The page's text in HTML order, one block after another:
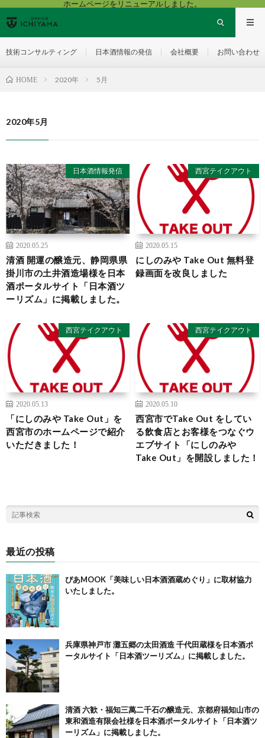
ホームページをリニューアルしました。
技術コンサルティング 日本酒情報の発信 会社概要 お問い合わせ
HOME 2020年 5月
2020年5月
日本酒情報発信
2020.05.25
清酒 開運の醸造元、静岡県県
掛川市の土井酒造場様を日本
酒ポータルサイト「日本酒ツ
ーリズム」に掲載しました。
西宮テイクアウト
2020.05.15
にしのみや Take Out 無料登
録画面を改良しました
西宮テイクアウト
2020.05.13
「にしのみや Take Out」を
西宮市のホームページで紹介
いただきました！
西宮テイクアウト
2020.05.10
西宮市でTake Out をしてい
る飲食店とお客様をつなぐウ
エブサイト「にしのみや
Take Out」を開設しました！
最近の投稿
ぴあMOOK「美味しい日本酒酒蔵めぐり」に取材協力
いたしました。
兵庫県神戸市 灘五郷の太田酒造 千代田蔵様を日本酒ポ
ータルサイト「日本酒ツーリズム」に掲載しました。
清酒 六歓・福知三萬二千石の醸造元、京都府福知山市の
東和酒造有限会社様を日本酒ポータルサイト「日本酒ツ
ーリズム」に掲載しました。